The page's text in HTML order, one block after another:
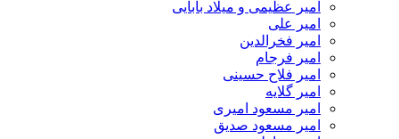
امیر عظیمی و میلاد بابایی
امیر علی
امیر فخرالدین
امیر فرجام
امیر فلاح حسینی
امیر گلایه
امیر مسعود امیری
امیر مسعود صدیق